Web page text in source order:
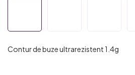
din
stele.
Contur de buze ultrarezistent 1.4g